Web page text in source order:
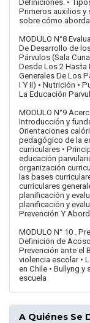
Definiciones. •
Primeros auxilios y
sobre cómo
MODULO N°8
De Desarrollo de
Párvulos (Sala
Desde Los 2 Hasta
Generales De Los
I Y II) • Nutrición •
La Educación
MODULO N°9
Introducción y
Orientaciones
pedagógico de la
curriculares •
educación
organización
las bases
curriculares
planificación y
planificación y
Prevención Y
MODULO N° 10 .
Definición de
Prevención ante el
violencia escolar •
en Chile • Bullyng
escuela
A Quiénes Se